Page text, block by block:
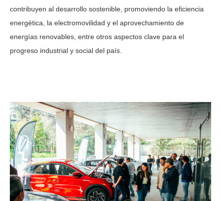
contribuyen al desarrollo sostenible, promoviendo la eficiencia
energética, la electromovilidad y el aprovechamiento de
energías renovables, entre otros aspectos clave para el
progreso industrial y social del país.